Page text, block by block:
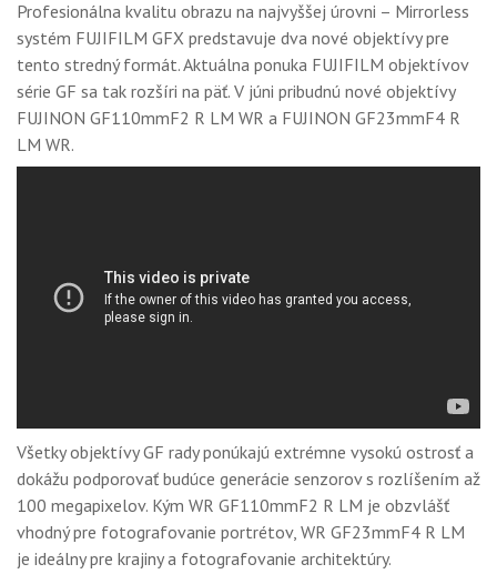
Profesionálna kvalitu obrazu na najvyššej úrovni – Mirrorless
systém FUJIFILM GFX predstavuje dva nové objektívy pre
tento stredný formát. Aktuálna ponuka FUJIFILM objektívov
série GF sa tak rozšíri na päť. V júni pribudnú nové objektívy
FUJINON GF110mmF2 R LM WR a FUJINON GF23mmF4 R
LM WR.
Všetky objektívy GF rady ponúkajú extrémne vysokú ostrosť a
dokážu podporovať budúce generácie senzorov s rozlíšením až
100 megapixelov. Kým WR GF110mmF2 R LM je obzvlášť
vhodný pre fotografovanie portrétov, WR GF23mmF4 R LM
je ideálny pre krajiny a fotografovanie architektúry.